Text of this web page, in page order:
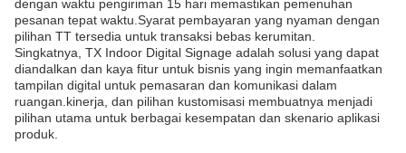
dengan waktu pengiriman 15 hari memastikan pemenuhan
pesanan tepat waktu.Syarat pembayaran yang nyaman dengan
pilihan TT tersedia untuk transaksi bebas kerumitan.
Singkatnya, TX Indoor Digital Signage adalah solusi yang dapat
diandalkan dan kaya fitur untuk bisnis yang ingin memanfaatkan
tampilan digital untuk pemasaran dan komunikasi dalam
ruangan.kinerja, dan pilihan kustomisasi membuatnya menjadi
pilihan utama untuk berbagai kesempatan dan skenario aplikasi
produk.